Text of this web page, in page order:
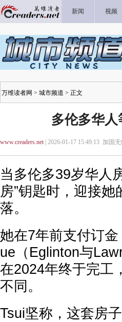
新闻 视频
万维读者网 > 城市频道 > 正文
多伦多华人
www.creaders.net| 2026-01-17 15:49:13 加国无
当多伦多39岁华人
房”钥匙时，迎接
落。
她在7年前支付订
ue（Eglinton与
在2024年终于完工
不同。
Tsui坚称，这套房